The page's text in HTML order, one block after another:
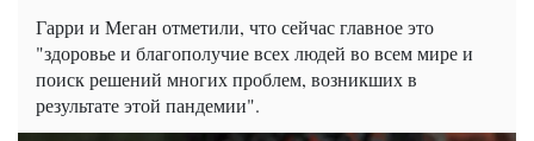
Гарри и Меган отметили, что сейчас главное это
"здоровье и благополучие всех людей во всем мире и
поиск решений многих проблем, возникших в
результате этой пандемии".